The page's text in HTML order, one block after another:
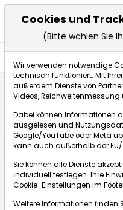
Börse:
Cookies und
(Bitte wählen Sie
Wir verwenden notwendige
technisch funktioniert. Mit
außerdem Dienste von
Videos,
Dabei können Informationen
ausgelesen und
Google/YouTube oder Meta
kann auch außerhalb der EU/
Sie können alle Dienste
individuell festlegen. Ihre
Cookie-Einstellungen im
Weitere Informationen finden